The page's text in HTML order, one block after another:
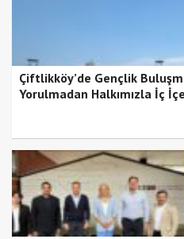
Çiftlikköy’de Gençlik
Yorulmadan Halkımızla İç İçe